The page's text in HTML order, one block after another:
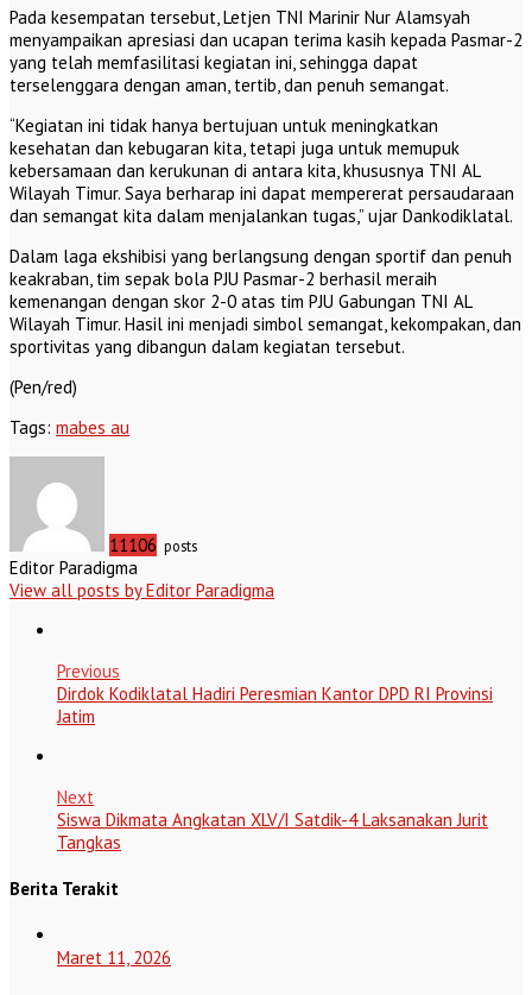
Pada kesempatan tersebut, Letjen TNI Marinir Nur Alamsyah
menyampaikan apresiasi dan ucapan terima kasih kepada Pasmar-2
yang telah memfasilitasi kegiatan ini, sehingga dapat
terselenggara dengan aman, tertib, dan penuh semangat.
“Kegiatan ini tidak hanya bertujuan untuk meningkatkan
kesehatan dan kebugaran kita, tetapi juga untuk memupuk
kebersamaan dan kerukunan di antara kita, khususnya TNI AL
Wilayah Timur. Saya berharap ini dapat mempererat persaudaraan
dan semangat kita dalam menjalankan tugas,” ujar Dankodiklatal.
Dalam laga ekshibisi yang berlangsung dengan sportif dan penuh
keakraban, tim sepak bola PJU Pasmar-2 berhasil meraih
kemenangan dengan skor 2-0 atas tim PJU Gabungan TNI AL
Wilayah Timur. Hasil ini menjadi simbol semangat, kekompakan, dan
sportivitas yang dibangun dalam kegiatan tersebut.
(Pen/red)
Tags: mabes au
11106 posts
Editor Paradigma
View all posts by Editor Paradigma
Previous
Dirdok Kodiklatal Hadiri Peresmian Kantor DPD RI Provinsi
Jatim
Next
Siswa Dikmata Angkatan XLV/I Satdik-4 Laksanakan Jurit
Tangkas
Berita Terakit
Maret 11, 2026